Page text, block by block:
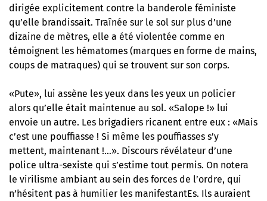
dirigée explicitement contre la banderole féministe
qu’elle brandissait. Traînée sur le sol sur plus d’une
dizaine de mètres, elle a été violentée comme en
témoignent les hématomes (marques en forme de mains,
coups de matraques) qui se trouvent sur son corps.
«Pute», lui assène les yeux dans les yeux un policier
alors qu’elle était maintenue au sol. «Salope !» lui
envoie un autre. Les brigadiers ricanent entre eux : «Mais
c’est une pouffiasse ! Si même les pouffiasses s’y
mettent, maintenant !…». Discours révélateur d’une
police ultra-sexiste qui s’estime tout permis. On notera
le virilisme ambiant au sein des forces de l’ordre, qui
n’hésitent pas à humilier les manifestantEs. Ils auraient